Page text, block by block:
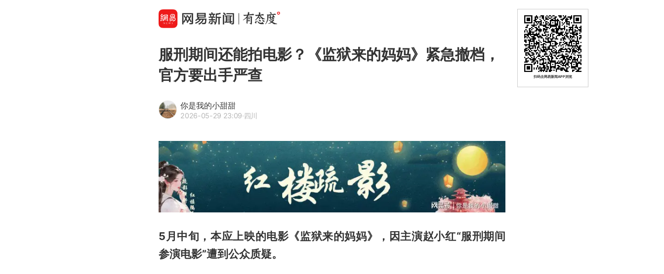
服刑期间还能拍电影？《监狱来的妈妈》紧急撤档，
官方要出手严查
你是我的小甜甜
2026-05-29 23:09·四川
5月中旬，本应上映的电影《监狱来的妈妈》，因主演赵小红“服刑期间
参演电影”遭到公众质疑。
扫码去网易新闻APP浏览